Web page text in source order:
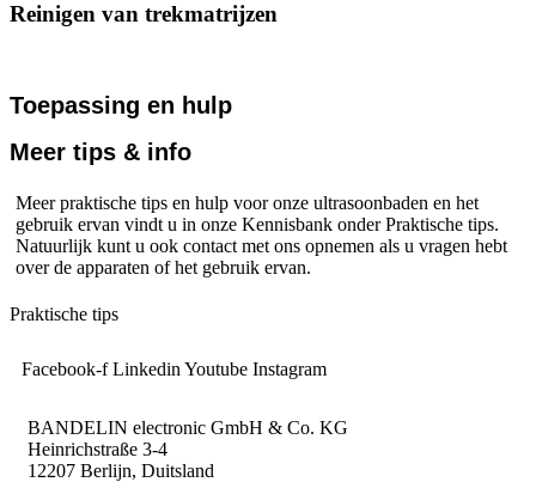
Reinigen van trekmatrijzen
Toepassing en hulp
Meer tips & info
Meer praktische tips en hulp voor onze ultrasoonbaden en het
gebruik ervan vindt u in onze Kennisbank onder Praktische tips.
Natuurlijk kunt u ook contact met ons opnemen als u vragen hebt
over de apparaten of het gebruik ervan.
Praktische tips
Facebook-f Linkedin Youtube Instagram
BANDELIN electronic GmbH & Co. KG
Heinrichstraße 3-4
12207 Berlijn, Duitsland